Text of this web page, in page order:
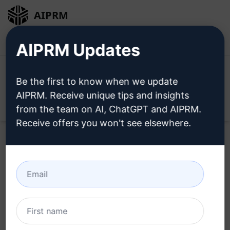
AIPRM
BuClaude İstemini
Şimdi
Deneyin
AIPRM Updates
Be the first to know when we update
AIPRM. Receive unique tips and insights
from the team on AI, ChatGPT and AIPRM.
Receive offers you won't see elsewhere.